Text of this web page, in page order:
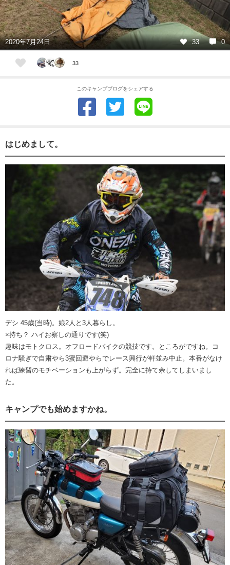
2020年7月24日 33 0
33
このキャンプブログをシェアする
はじめまして。
デシ 45歳(当時)。娘2人と3人暮らし。
×持ち？ ハイお察しの通りです(笑)
趣味はモトクロス。オフロードバイクの競技です。ところがですね。コ
ロナ騒ぎで自粛やら3蜜回避やらでレース興行が軒並み中止。本番がなけ
れば練習のモチベーションも上がらず。完全に持て余してしまいまし
た。
キャンプでも始めますかね。